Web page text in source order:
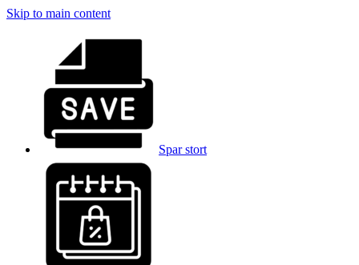
Skip to main content
Spar stort